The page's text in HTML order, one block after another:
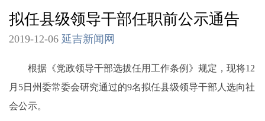
拟任县级领导干部任职前公示通告
2019-12-06 延吉新闻网
根据《党政领导干部选拔任用工作条例》规定，现将12
月5日州委常委会研究通过的9名拟任县级领导干部人选向社
会公示。